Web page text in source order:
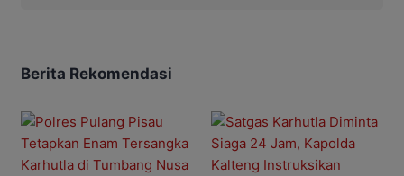
Berita Rekomendasi